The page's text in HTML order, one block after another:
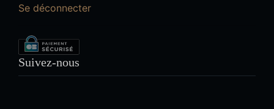
Se déconnecter
Suivez-nous